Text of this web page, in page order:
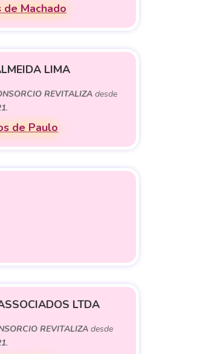
de Machado
LIMA
REVITALIZA desde
.
de Paulo
LTDA
REVITALIZA desde
.